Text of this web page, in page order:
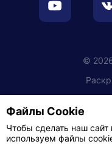
©
Файлы Cookie
Чтобы сделать наш
используем файлы